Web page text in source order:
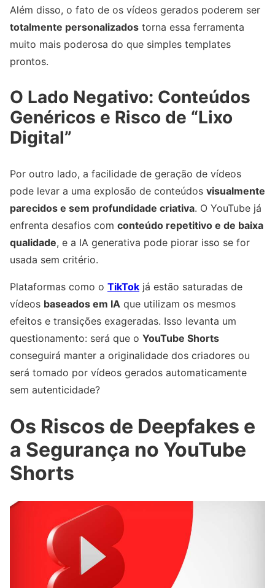
Além disso, o fato de os vídeos gerados poderem ser
totalmente personalizados torna essa ferramenta
muito mais poderosa do que simples templates
prontos.
O Lado Negativo: Conteúdos
Genéricos e Risco de “Lixo
Digital”
Por outro lado, a facilidade de geração de vídeos
pode levar a uma explosão de conteúdos visualmente
parecidos e sem profundidade criativa. O YouTube já
enfrenta desafios com conteúdo repetitivo e de baixa
qualidade, e a IA generativa pode piorar isso se for
usada sem critério.
Plataformas como o TikTok já estão saturadas de
vídeos baseados em IA que utilizam os mesmos
efeitos e transições exageradas. Isso levanta um
questionamento: será que o YouTube Shorts
conseguirá manter a originalidade dos criadores ou
será tomado por vídeos gerados automaticamente
sem autenticidade?
Os Riscos de Deepfakes e
a Segurança no YouTube
Shorts